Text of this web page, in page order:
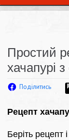
Простий
хачапурі
Поділитись
Рецепт
Беріть рецепт